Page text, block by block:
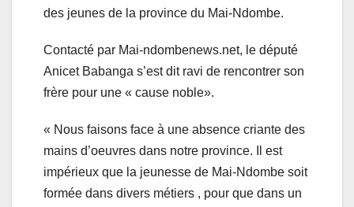
des jeunes de la province du Mai-Ndombe.
Contacté par Mai-ndombenews.net, le député
Anicet Babanga s’est dit ravi de rencontrer son
frère pour une « cause noble».
« Nous faisons face à une absence criante des
mains d’oeuvres dans notre province. Il est
impérieux que la jeunesse de Mai-Ndombe soit
formée dans divers métiers , pour que dans un